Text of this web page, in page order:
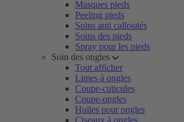
Masques pieds
Peeling pieds
Soins anti callosités
Soins des pieds
Spray pour les pieds
Soin des ongles
Tout afficher
Limes à ongles
Coupe-cuticules
Coupe-ongles
Huiles pour ongles
Ciseaux à ongles